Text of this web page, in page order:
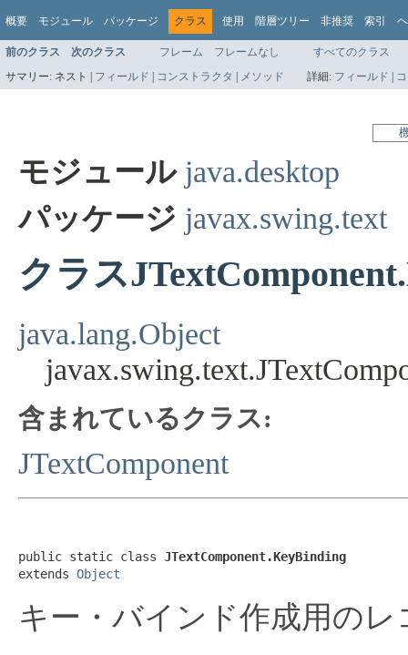
概要 モジュール パッケージ クラス 使用 階層ツリー 非推奨 索引
前のクラス 次のクラス フレーム フレームなし
すべてのクラス
サマリー: ネスト | フィールド | コンストラクタ | メソッド 詳細: フィールド |
モジュール java.desktop
パッケージ javax.swing.text
クラス
java.lang.Object
含まれているクラス:
JTextComponent
public static class JTextComponent.KeyBinding
extends Object
キー・バインド作成用の